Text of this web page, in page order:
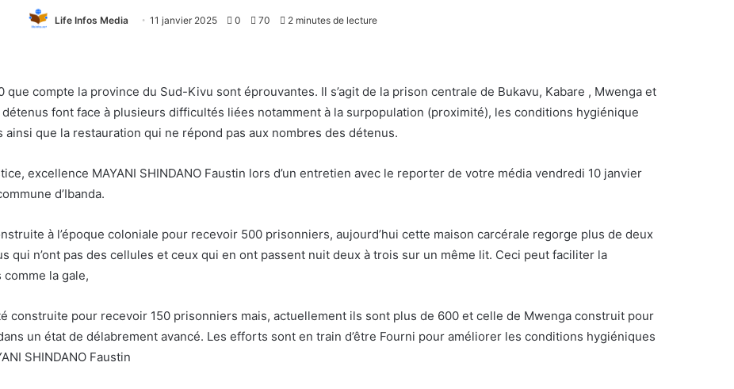
Life Infos Media 11 janvier 2025 0 70 2 minutes de lecture
compte la province du Sud-Kivu sont éprouvantes. Il s’agit de la prison centrale de Bukavu, Kabare , Mwenga et
détenus font face à plusieurs difficultés liées notamment à la surpopulation (proximité), les conditions hygiénique
que la restauration qui ne répond pas aux nombres des détenus.
excellence MAYANI SHINDANO Faustin lors d’un entretien avec le reporter de votre média vendredi 10 janvier
d’Ibanda.
à l’époque coloniale pour recevoir 500 prisonniers, aujourd’hui cette maison carcérale regorge plus de deux
qui n’ont pas des cellules et ceux qui en ont passent nuit deux à trois sur un même lit. Ceci peut faciliter la
la gale,
construite pour recevoir 150 prisonniers mais, actuellement ils sont plus de 600 et celle de Mwenga construit pour
un état de délabrement avancé. Les efforts sont en train d’être Fourni pour améliorer les conditions hygiéniques
SHINDANO Faustin